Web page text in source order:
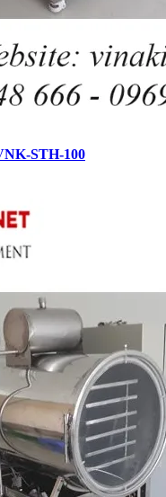
STH-100